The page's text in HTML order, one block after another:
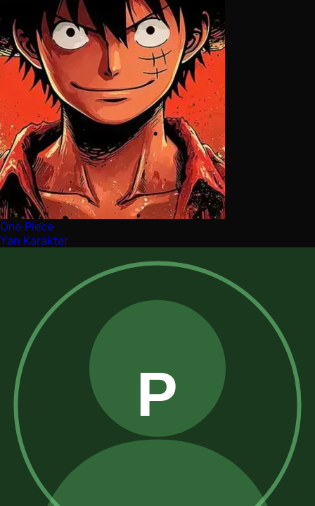
One Piece
Yan Karakter